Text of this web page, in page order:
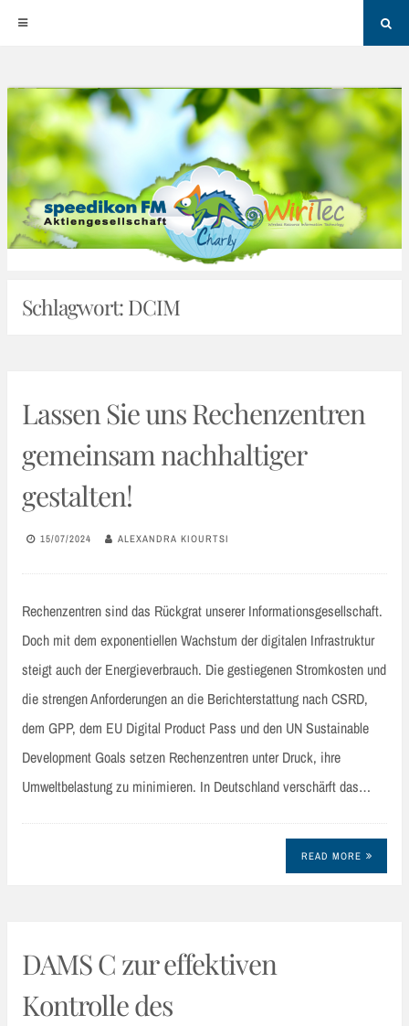
content
Schlagwort:DCIM
Lassen Sie uns Rechenzentren
gemeinsam nachhaltiger
gestalten!
15/07/2024 ALEXANDRA KIOURTSI
Rechenzentren sind das Rückgrat unserer Informationsgesellschaft.
Doch mit dem exponentiellen Wachstum der digitalen Infrastruktur
steigt auch der Energieverbrauch. Die gestiegenen Stromkosten und
die strengen Anforderungen an die Berichterstattung nach CSRD,
dem GPP, dem EU Digital Product Pass und den UN Sustainable
Development Goals setzen Rechenzentren unter Druck, ihre
Umweltbelastung zu minimieren. In Deutschland verschärft das…
READ MORE
DAMS C zur effektiven
Kontrolle des